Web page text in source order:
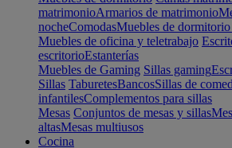
matrimonioArmarios de matrimonio
nocheComodasMuebles de
Muebles de oficina y teletrabajo
escritorioEstanterías
Muebles de Gaming Sillas gaming
Sillas TaburetesBancosSillas de
infantilesComplementos para sillas
Mesas Conjuntos de mesas y sillas
altasMesas multiusos
Cocina